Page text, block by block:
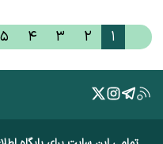
۱ ۲ ۳ ۴ ۵